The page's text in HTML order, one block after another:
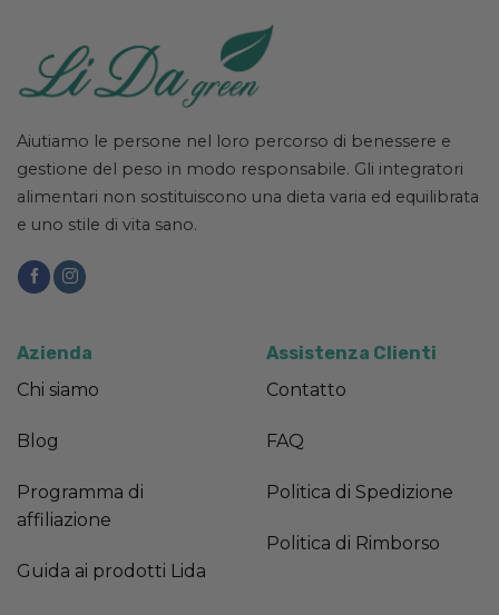
Aiutiamo le persone nel loro percorso di benessere e
gestione del peso in modo responsabile. Gli integratori
alimentari non sostituiscono una dieta varia ed equilibrata
e uno stile di vita sano.
Azienda
Chi siamo
Blog
Programma di
affiliazione
Guida ai prodotti Lida
Assistenza Clienti
Contatto
FAQ
Politica di Spedizione
Politica di Rimborso